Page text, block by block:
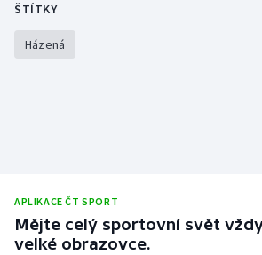
ŠTÍTKY
Házená
APLIKACE ČT SPORT
Mějte celý sportovní svět
velké obrazovce.